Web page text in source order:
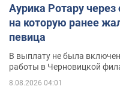
Аурика Ротару
на которую ранее
певица
В выплату не была
работы в Черновицкой
8.08.2026 04:01